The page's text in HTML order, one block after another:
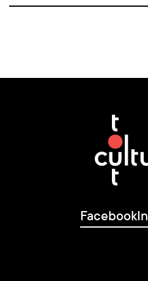
Facebook